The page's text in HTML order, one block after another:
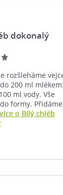
dokonalý
rozšleháme
200 ml mlékem.
ml vody. Vše
formy. Přidáme
více o Bílý chléb